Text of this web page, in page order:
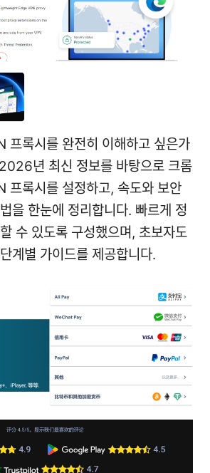
록시를 완전히 이해하고 싶은가
년 최신 정보를 바탕으로 크롬
록시를 설정하고, 속도와 보안
을 한눈에 정리합니다. 빠르게 정
수 있도록 구성했으며, 초보자도
계별 가이드를 제공합니다.